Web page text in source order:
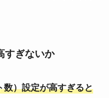
すぎないか
数）設定が高すぎると